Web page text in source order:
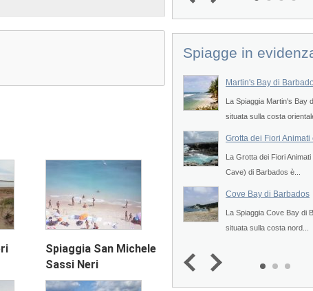
Spiaggia San Michele
Sassi Neri
Spiagge in
situata sulla costa orientale...
Cattlewash Beach di Barbados
La Spiaggia Cattlewash Beach di
Barbados è situata sulla costa orientale...
Martin's Bay di
La Spiaggia Martin's Bay
situata sulla costa
Grotta dei Fiori
La Grotta dei Fiori
Cave) di Barbados è...
Cove Bay di Barbados
La Spiaggia Cove Bay di
situata sulla costa nord...
1